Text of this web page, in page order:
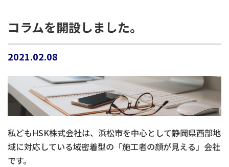
コラムを開設しました。
2021.02.08
私どもHSK株式会社は、浜松市を中心として静岡県西部地
域に対応している域密着型の「施工者の顔が見える」会社
です。